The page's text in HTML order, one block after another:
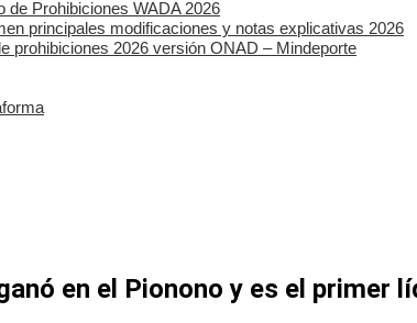
de Prohibiciones WADA 2026
principales modificaciones y notas explicativas 2026
prohibiciones 2026 versión ONAD – Mindeporte
en el Pionono y es el primer